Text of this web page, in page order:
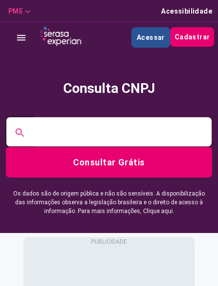
PME Acessibilidade
Acessar Cadastrar
Consulta CNPJ
Consultar Grátis
Os dados são de origem pública e não são sensíveis. A disponibilização
das informações observa a legislação brasileira e o direito de acesso à
informação. Para mais informações, Clique aqui.